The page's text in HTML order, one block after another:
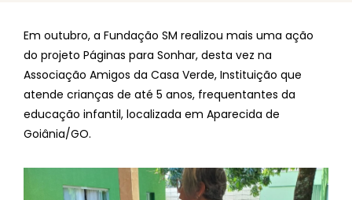
Em outubro, a Fundação SM realizou mais uma ação
do projeto Páginas para Sonhar, desta vez na
Associação Amigos da Casa Verde, Instituição que
atende crianças de até 5 anos, frequentantes da
educação infantil, localizada em Aparecida de
Goiânia/GO.